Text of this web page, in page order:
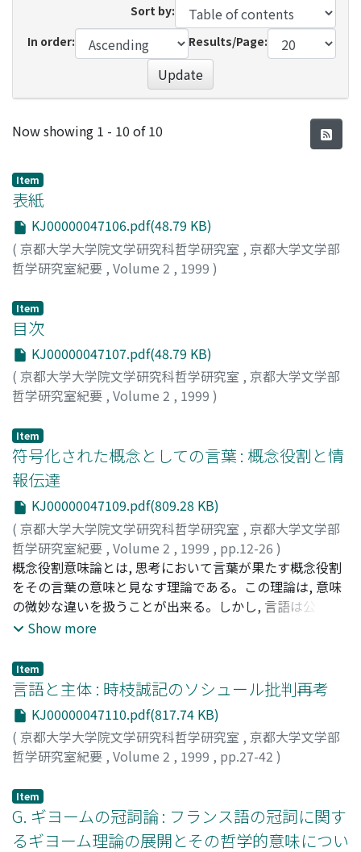
Sort by:
In order:
Results/Page:
Update
Recent Submissions
Now showing 1 - 10 of 10
Item
表紙
KJ00000047106.pdf(48.79 KB)
( 京都大学大学院文学研究科哲学研究室 , 京都大学文学部
哲学研究室紀要 , Volume 2 , 1999 )
Item
目次
KJ00000047107.pdf(48.79 KB)
( 京都大学大学院文学研究科哲学研究室 , 京都大学文学部
哲学研究室紀要 , Volume 2 , 1999 )
Item
符号化された概念としての言葉 : 概念役割と情
報伝達
KJ00000047109.pdf(809.28 KB)
( 京都大学大学院文学研究科哲学研究室 , 京都大学文学部
哲学研究室紀要 , Volume 2 , 1999 , pp.12-26 )
増田, 玲一郎;Masuda, Reiichiro;マスダ, レイイチロウ
概念役割意味論とは, 思考において言葉が果たす概念役割
をその言葉の意味と見なす理論である。この理論は, 意味
の微妙な違いを扱うことが出来る。しかし, 言語は公共的
であり, 思考は私秘的である。送り手は思考を言葉に符号
を得る。両者の概念体系が相違していれば, その相違の分
だけ, それぞれにとっての言葉の意味も異なり, 情報伝達も
不完全になるであろう。言語活動は, この不完全さを前提
として, 少なくとも不可欠な情報を, 出来ればより多くの情
報を伝えようとする, そのような努力のはずである。
Show more
Item
言語と主体 : 時枝誠記のソシュール批判再考
KJ00000047110.pdf(817.74 KB)
( 京都大学大学院文学研究科哲学研究室 , 京都大学文学部
哲学研究室紀要 , Volume 2 , 1999 , pp.27-42 )
Item
G. ギヨームの冠詞論 : フランス語の冠詞に関す
るギヨーム理論の展開とその哲学的意味につい